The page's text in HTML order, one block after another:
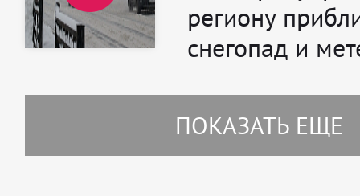
региону
снегопад и
ПОКАЗАТЬ ЕЩЕ